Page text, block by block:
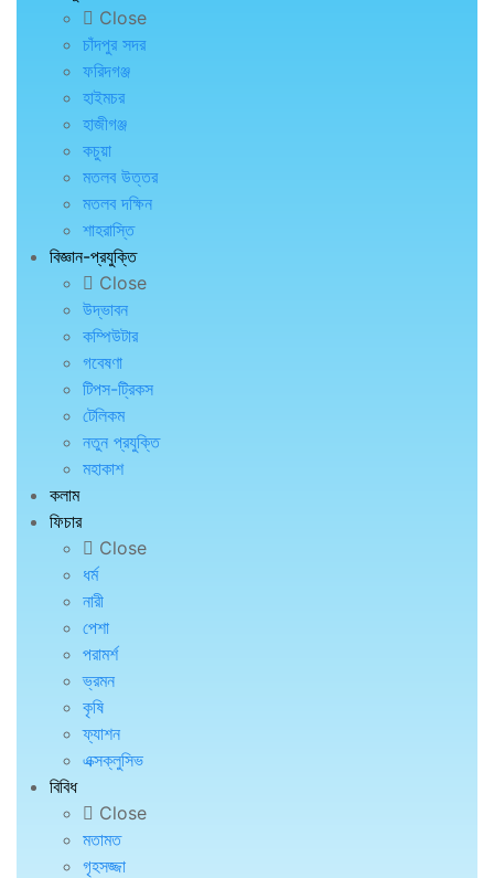
Close
চাঁদপুর সদর
ফরিদগঞ্জ
হাইমচর
হাজীগঞ্জ
কচুয়া
মতলব উত্তর
মতলব দক্ষিন
শাহরাস্তি
বিজ্ঞান-প্রযুক্তি
Close
উদ্ভাবন
কম্পিউটার
গবেষণা
টিপস-ট্রিকস
টেলিকম
নতুন প্রযুক্তি
মহাকাশ
কলাম
ফিচার
Close
ধর্ম
নারী
পেশা
পরামর্শ
ভ্রমন
কৃষি
ফ্যাশন
এক্সক্লুসিভ
বিবিধ
Close
মতামত
গৃহসজ্জা